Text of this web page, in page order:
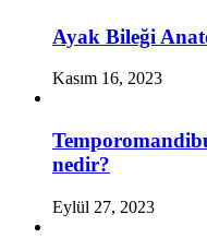
Ayak Bileği
Kasım 16, 2023
nedir?
Eylül 27, 2023